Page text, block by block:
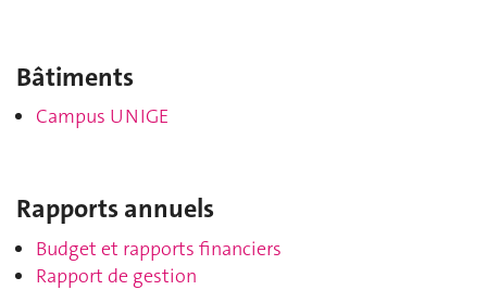
Bâtiments
Campus UNIGE
Rapports annuels
Budget et rapports financiers
Rapport de gestion